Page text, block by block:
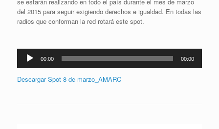
del 2015 para seguir exigiendo derechos e igualdad. En todas las
radios que conforman la red rotará este spot.
Reproductor
00:00 00:00
Descargar Spot 8 de marzo_AMARC